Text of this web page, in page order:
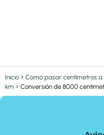
Inicio
Como pasar centímetros
km
Conversión de 8000